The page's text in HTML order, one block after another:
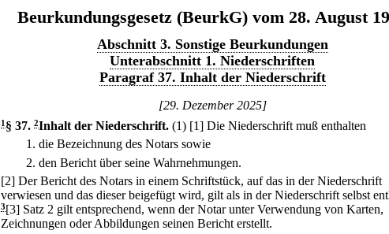
Beurkundungsgesetz (BeurkG) vom 28. August
Abschnitt 3. Sonstige Beurkundungen
Unterabschnitt 1. Niederschriften
Paragraf 37. Inhalt der Niederschrift
[29. Dezember 2025]
1 § 37. 2Inhalt der Niederschrift. (1) [1] Die Niederschrift muß enthalten
1. die Bezeichnung des Notars sowie
2. den Bericht über seine Wahrnehmungen.
[2] Der Bericht des Notars in einem Schriftstück, auf das in der Niederschrift
verwiesen und das dieser beigefügt wird, gilt als in der Niederschrift selbst
3[3] Satz 2 gilt entsprechend, wenn der Notar unter Verwendung von Karten,
Zeichnungen oder Abbildungen seinen Bericht erstellt.